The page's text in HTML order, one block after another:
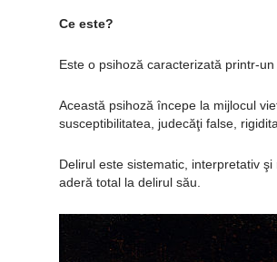
Ce este?
Este o psihoză caracterizată printr-
Această psihoză începe la mijlocul
susceptibilitatea, judecăţi false,
Delirul este sistematic, interpretativ
aderă total la delirul său.